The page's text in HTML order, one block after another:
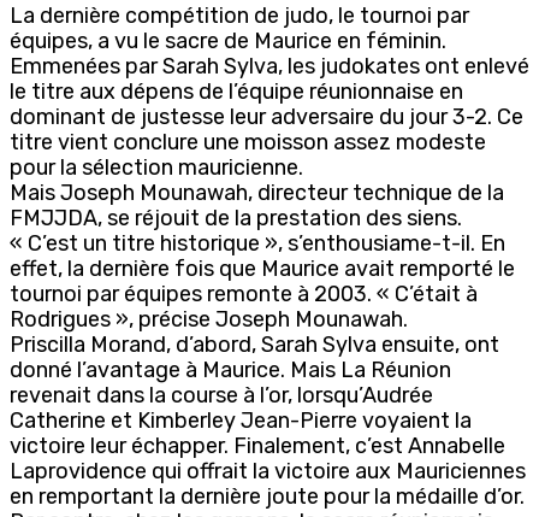
La dernière compétition de judo, le tournoi par
équipes, a vu le sacre de Maurice en féminin.
Emmenées par Sarah Sylva, les judokates ont enlevé
le titre aux dépens de l’équipe réunionnaise en
dominant de justesse leur adversaire du jour 3-2. Ce
titre vient conclure une moisson assez modeste
pour la sélection mauricienne.
Mais Joseph Mounawah, directeur technique de la
FMJJDA, se réjouit de la prestation des siens.
« C’est un titre historique », s’enthousiame-t-il. En
effet, la dernière fois que Maurice avait remporté le
tournoi par équipes remonte à 2003. « C’était à
Rodrigues », précise Joseph Mounawah.
Priscilla Morand, d’abord, Sarah Sylva ensuite, ont
donné l’avantage à Maurice. Mais La Réunion
revenait dans la course à l’or, lorsqu’Audrée
Catherine et Kimberley Jean-Pierre voyaient la
victoire leur échapper. Finalement, c’est Annabelle
Laprovidence qui offrait la victoire aux Mauriciennes
en remportant la dernière joute pour la médaille d’or.